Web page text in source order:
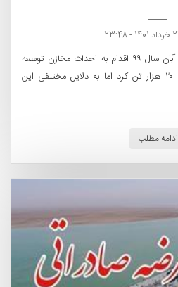
مسعود اسفندیار افزود: شرکت از آبان سال ۹۹ اقدام به احداث مخازن توسعه
انبارش کارخانه آبادان به ظرفیت ۲۰ هزار تن کرد اما به دلایل مختلفی این
ادامه مطلب